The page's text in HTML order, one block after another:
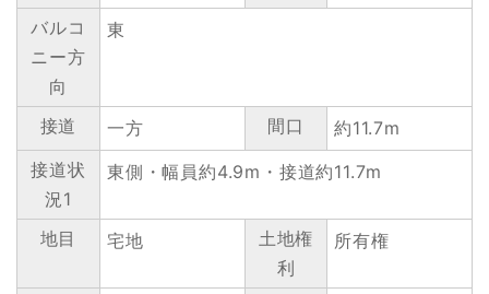
バルコ
ニー方
向
東
接道 一方 間口
約11.7m
接道状
況1
東側・幅員約4.9m・接道約11.7m
地目 宅地
土地権
利
所有権